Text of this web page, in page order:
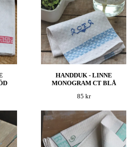
HANDDUK - LINNE
MONOGRAM CT BLÅ
85 kr